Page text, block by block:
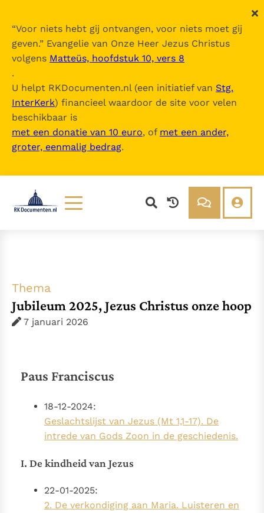
“Voor niets hebt gij ontvangen, voor niets moet gij
geven.” Evangelie van Onze Heer Jezus Christus
volgens Matteüs, hoofdstuk 10, vers 8
.
U helpt RKDocumenten.nl (een initiatief van Stg.
InterKerk) financieel waardoor de site voor velen
beschikbaar is
met een donatie van 10 euro, of met een ander,
groter, eenmalig bedrag.
Thema’s
Berichten
Denzinger
Nieuwsbrief
In Christus wordt onze honger vervuld
Leer de kostbare parel van Gods koninkrijk te
herkennen
Gods Koninkrijk groeit stilletjes door liefde, niet door
De mystiek. De mystieke verschijnselen en de
Berichten
Het Vaticaan publiceert een nieuwe Latijnse uitgave
van het Romeins martyrologium
Vaticaanse financiële waakhond verliest autonomie
Thema
Jubileum 2025, Jezus Christus onze hoop
7 januari 2026
Paus Franciscus
18-12-2024:
Geslachtslijst van Jezus (Mt 1,1-17). De
intrede van Gods Zoon in de geschiedenis.
I. De kindheid van Jezus
22-01-2025:
2. De verkondiging aan Maria. Luisteren en